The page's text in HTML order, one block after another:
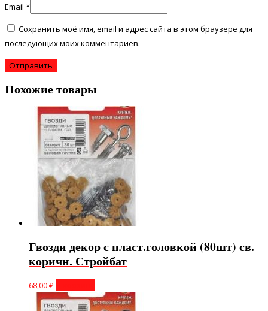
Email *
Сохранить моё имя, email и адрес сайта в этом браузере для
последующих моих комментариев.
Похожие товары
Гвозди декор с пласт.головкой (80шт) св.
коричн. Стройбат
68,00₽